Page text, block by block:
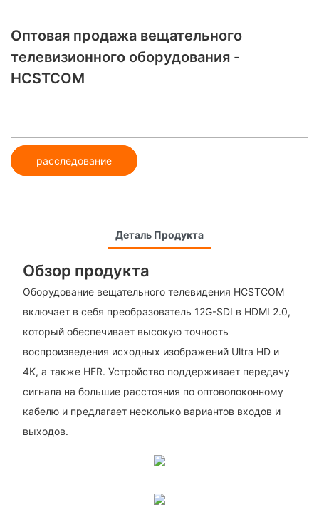
Оптовая продажа вещательного
телевизионного оборудования -
HCSTCOM
расследование
Деталь Продукта
Обзор продукта
Оборудование вещательного телевидения HCSTCOM
включает в себя преобразователь 12G-SDI в HDMI 2.0,
который обеспечивает высокую точность
воспроизведения исходных изображений Ultra HD и
4K, а также HFR. Устройство поддерживает передачу
сигнала на большие расстояния по оптоволоконному
кабелю и предлагает несколько вариантов входов и
выходов.